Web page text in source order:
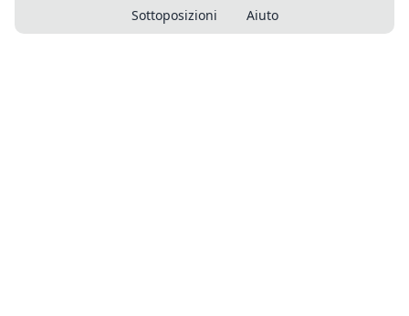
Sottoposizioni
Aiuto